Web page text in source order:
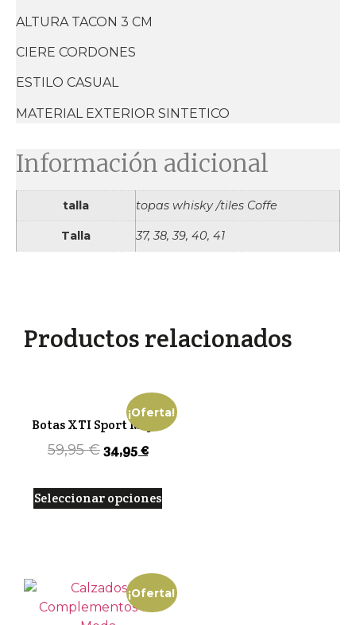
Productos relacionados
¡Oferta!
Botas XTI Sport Mujer
59,95€34,95€
Seleccionar opciones
¡Oferta!
ALTURA TACON 3 CM
CIERE CORDONES
ESTILO CASUAL
MATERIAL EXTERIOR SINTETICO
Información adicional
talla topas whisky /tiles Coffe
Talla 37, 38, 39, 40, 41